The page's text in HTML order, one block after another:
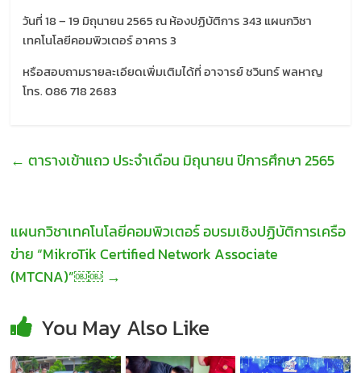
วันที่ 18 – 19 มิถุนายน 2565 ณ ห้องปฏิบัติการ 343 แผนกวิชา
เทคโนโลยีคอมพิวเตอร์ อาคาร 3
หรือสอบถามรายละเอียดเพิ่มเติมได้ที่ อาจารย์ ชวินทร์ พลหาญ
โทร. 086 718 2683
← ตารางเข้าแถว ประจำเดือน มิถุนายน ปีการศึกษา 2565
แผนกวิชาเทคโนโลยีคอมพิวเตอร์ อบรมเชิงปฏิบัติการเครือ
ข่าย “MikroTik Certified Network Associate
(MTCNA)”￼￼ →
You May Also Like